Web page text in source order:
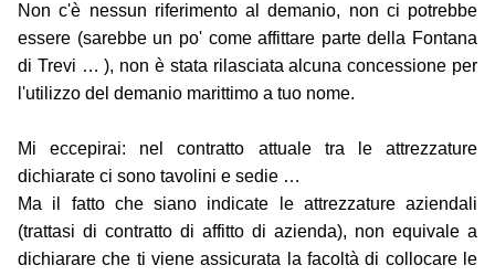
Non c'è nessun riferimento al demanio, non ci potrebbe
essere (sarebbe un po' come affittare parte della Fontana
di Trevi … ), non è stata rilasciata alcuna concessione per
l'utilizzo del demanio marittimo a tuo nome.
Mi eccepirai: nel contratto attuale tra le attrezzature
dichiarate ci sono tavolini e sedie …
Ma il fatto che siano indicate le attrezzature aziendali
(trattasi di contratto di affitto di azienda), non equivale a
dichiarare che ti viene assicurata la facoltà di collocare le